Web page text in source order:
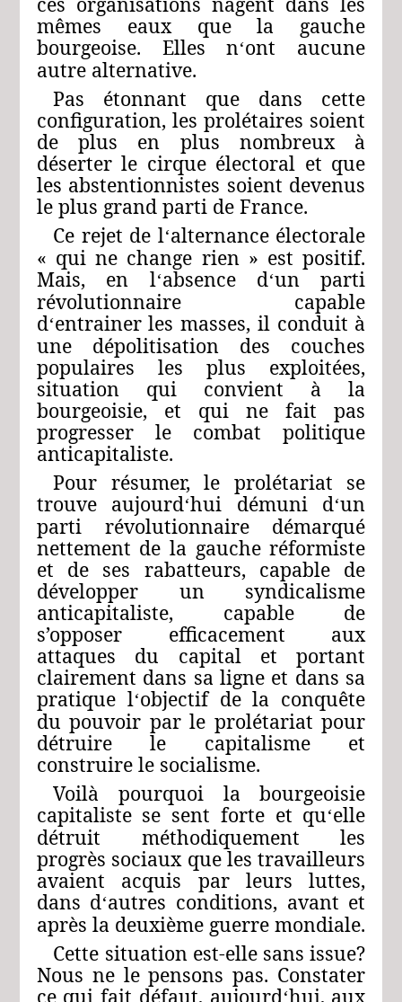
mêmes eaux que la gauche
bourgeoise. Elles n‘ont aucune
autre alternative.
Pas étonnant que dans cette
configuration, les prolétaires soient
de plus en plus nombreux à
déserter le cirque électoral et que
les abstentionnistes soient devenus
le plus grand parti de France.
Ce rejet de l‘alternance électorale
« qui ne change rien » est positif.
Mais, en l‘absence d‘un parti
révolutionnaire capable
d‘entrainer les masses, il conduit à
une dépolitisation des couches
populaires les plus exploitées,
situation qui convient à la
bourgeoisie, et qui ne fait pas
progresser le combat politique
anticapitaliste.
Pour résumer, le prolétariat se
trouve aujourd‘hui démuni d‘un
parti révolutionnaire démarqué
nettement de la gauche réformiste
et de ses rabatteurs, capable de
développer un syndicalisme
anticapitaliste, capable de
s’opposer efficacement aux
attaques du capital et portant
clairement dans sa ligne et dans sa
pratique l‘objectif de la conquête
du pouvoir par le prolétariat pour
détruire le capitalisme et
construire le socialisme.
Voilà pourquoi la bourgeoisie
capitaliste se sent forte et qu‘elle
détruit méthodiquement les
progrès sociaux que les travailleurs
avaient acquis par leurs luttes,
dans d‘autres conditions, avant et
après la deuxième guerre mondiale.
Cette situation est-elle sans issue?
Nous ne le pensons pas. Constater
ce qui fait défaut, aujourd‘hui, aux